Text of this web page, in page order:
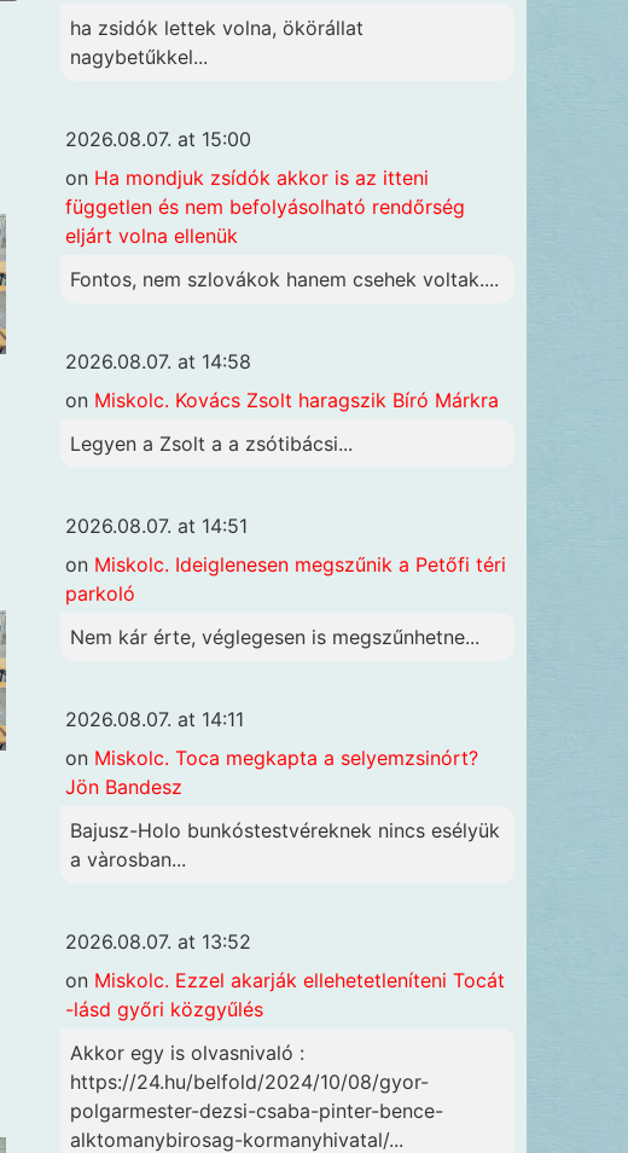
ha zsidók lettek volna, ökörállat
nagybetűkkel...
2026.08.07. at 15:00
on Ha mondjuk zsídók akkor is az itteni
független és nem befolyásolható rendőrség
eljárt volna ellenük
Fontos, nem szlovákok hanem csehek voltak....
2026.08.07. at 14:58
on Miskolc. Kovács Zsolt haragszik Bíró Márkra
Legyen a Zsolt a a zsótibácsi...
2026.08.07. at 14:51
on Miskolc. Ideiglenesen megszűnik a Petőfi téri
parkoló
Nem kár érte, véglegesen is megszűnhetne...
2026.08.07. at 14:11
on Miskolc. Toca megkapta a selyemzsinórt?
Jön Bandesz
Bajusz-Holo bunkóstestvéreknek nincs esélyük
a vàrosban...
2026.08.07. at 13:52
on Miskolc. Ezzel akarják ellehetetleníteni Tocát
-lásd győri közgyűlés
Akkor egy is olvasnivaló :
https://24.hu/belfold/2024/10/08/gyor-
polgarmester-dezsi-csaba-pinter-bence-
alktomanybirosag-kormanyhivatal/...